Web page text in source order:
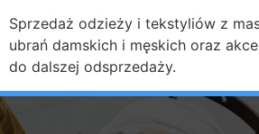
Sprzedaż odzieży i tekstyliów z
ubrań damskich i męskich oraz
do dalszej odsprzedaży.